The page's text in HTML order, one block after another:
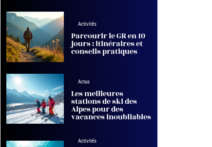
Activités
Parcourir le GR en 10
jours : itinéraires et
conseils pratiques
Actus
Les meilleures
stations de ski des
Alpes pour des
vacances inoubliables
Activités